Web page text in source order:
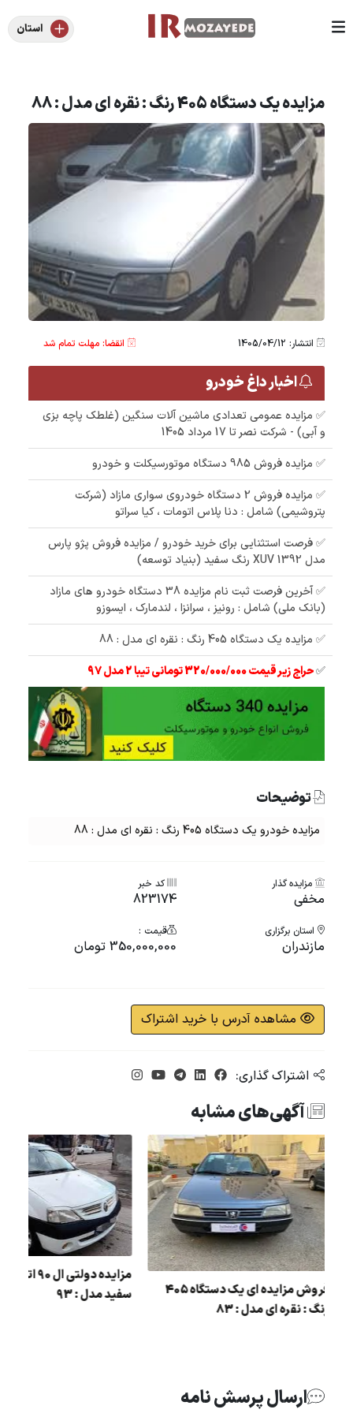
استان
مزایده یک دستگاه 405 رنگ : نقره ای مدل : 88
انتشار: 1405/04/12 انقضا: مهلت تمام شد
اخبار داغ خودرو
✅ مزایده عمومی تعدادی ماشین آلات سنگین (غلطک پاچه بزی
و آبی) - شرکت نصر تا 17 مرداد 1405
✅ مزایده فروش 985 دستگاه موتورسیکلت و خودرو
✅ مزایده فروش 2 دستگاه خودروی سواری مازاد (شرکت
پتروشیمی) شامل : دنا پلاس اتومات ، کیا سراتو
✅ فرصت استثنایی برای خرید خودرو / مزایده فروش پژو پارس
مدل 1392 XUV رنگ سفید (بنیاد توسعه)
✅ آخرین فرصت ثبت نام مزایده 38 دستگاه خودرو های مازاد
(بانک ملی) شامل : رونیز ، سرانزا ، لندمارک ، ایسوزو
✅ مزایده یک دستگاه 405 رنگ : نقره ای مدل : 88
✅حراج زیر قیمت 320/000/000 تومانی تیبا 2 مدل 97
توضیحات
مزایده خودرو یک دستگاه 405 رنگ : نقره ای مدل : 88
مزایده گذار
مخفی
کد خبر
823174
استان برگزاری
مازندران
قیمت :
350,000,000 تومان
مشاهده آدرس با خرید اشتراک
اشتراک گذاری:
آگهی‌های مشابه
سفید مدل : 93
فروش مزایده ای یک دستگاه 405
رنگ : نقره ای مدل : 83
ارسال پرسش نامه